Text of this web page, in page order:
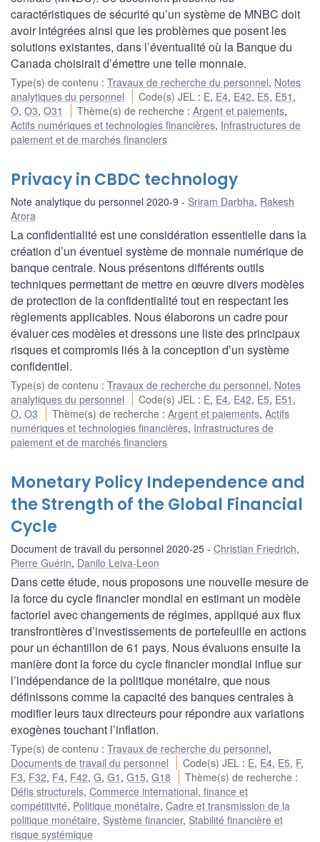
caractéristiques de sécurité qu’un système de MNBC doit
avoir intégrées ainsi que les problèmes que posent les
solutions existantes, dans l’éventualité où la Banque du
Canada choisirait d’émettre une telle monnaie.
Type(s) de contenu : Travaux de recherche du personnel, Notes
analytiques du personnel
Code(s) JEL : E, E4, E42, E5, E51 ,
O, O3, O31 Thème(s) de recherche :Argent et paiements,
Actifs numériques et technologies financières, Infrastructures de
paiement et de marchés financiers
Privacy in CBDC technology
Note analytique du personnel 2020-9 Sriram Darbha, Rakesh
Arora
La confidentialité est une considération essentielle dans la
création d’un éventuel système de monnaie numérique de
banque centrale. Nous présentons différents outils
techniques permettant de mettre en œuvre divers modèles
de protection de la confidentialité tout en respectant les
règlements applicables. Nous élaborons un cadre pour
évaluer ces modèles et dressons une liste des principaux
risques et compromis liés à la conception d’un système
confidentiel.
Type(s) de contenu : Travaux de recherche du personnel, Notes
analytiques du personnel
Code(s) JEL : E, E4, E42, E5, E51 ,
O, O3 Thème(s) de recherche :Argent et paiements,Actifs
numériques et technologies financières, Infrastructures de
paiement et de marchés financiers
Monetary Policy Independence and
the Strength of the Global Financial
Cycle
Document de travail du personnel 2020-25 Christian Friedrich,
Pierre Guérin, Danilo Leiva-Leon
Dans cette étude, nous proposons une nouvelle mesure de
la force du cycle financier mondial en estimant un modèle
factoriel avec changements de régimes, appliqué aux flux
transfrontières d’investissements de portefeuille en actions
pour un échantillon de 61 pays. Nous évaluons ensuite la
manière dont la force du cycle financier mondial influe sur
l’indépendance de la politique monétaire, que nous
définissons comme la capacité des banques centrales à
modifier leurs taux directeurs pour répondre aux variations
exogènes touchant l’inflation.
Type(s) de contenu : Travaux de recherche du personnel,
Documents de travail du personnel
Code(s) JEL : E, E4, E5, F,
F3, F32, F4, F42, G, G1 , G15, G18 Thème(s) de recherche :
Défis structurels, Commerce international, finance et
compétitivité, Politique monétaire, Cadre et transmission de la
politique monétaire, Système financier, Stabilité financière et
risque systémique